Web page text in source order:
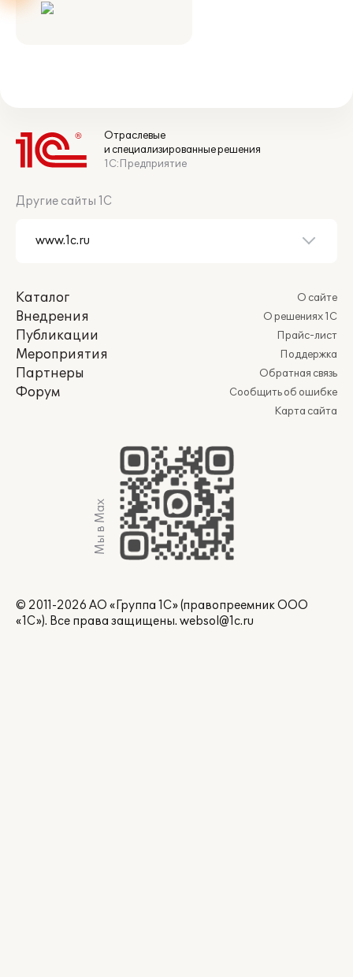
Отраслевые
и специализированные решения
1С:Предприятие
Другие сайты 1С
Каталог
Внедрения
Публикации
Мероприятия
Партнеры
Форум
О сайте
О решениях 1С
Прайс-лист
Поддержка
Обратная связь
Сообщить об ошибке
Карта сайта
Мы в Max
© 2011-2026 АО «Группа 1С» (правопреемник ООО
«1С»). Все права защищены. websol@1c.ru